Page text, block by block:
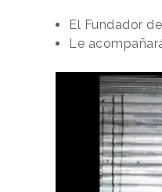
El Fundador
Le